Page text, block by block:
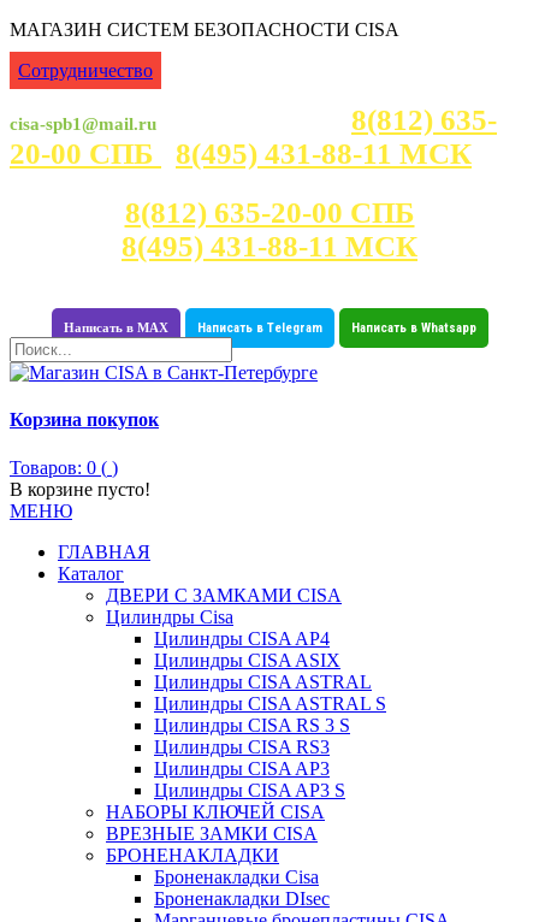
МАГАЗИН СИСТЕМ БЕЗОПАСНОСТИ CISA
Сотрудничество
cisa-spb1@mail.ru
8(812) 635-
20-00 СПБ
8(495) 431-88-11 МСК
8(812) 635-20-00 СПБ
8(495) 431-88-11 МСК
Написать в MAX Написать в Telegram Написать в Whatsapp
Корзина покупок
Товаров: 0 ( )
В корзине пусто!
МЕНЮ
ГЛАВНАЯ
Каталог
ДВЕРИ С ЗАМКАМИ CISA
Цилиндры Сisa
Цилиндры CISA AP4
Цилиндры CISA ASIX
Цилиндры CISA ASTRAL
Цилиндры CISA ASTRAL S
Цилиндры CISA RS 3 S
Цилиндры CISA RS3
Цилиндры CISA AP3
Цилиндры CISA AP3 S
НАБОРЫ КЛЮЧЕЙ CISA
ВРЕЗНЫЕ ЗАМКИ CISA
БРОНЕНАКЛАДКИ
Броненакладки Сisa
Броненакладки DIsec